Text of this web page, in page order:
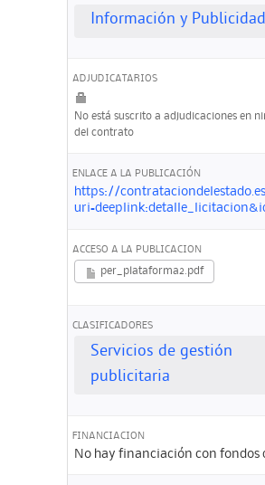
Información y Publicidad
ADJUDICATARIOS
No está suscrito a adjudicaciones en
del contrato
ENLACE A LA PUBLICACIÓN
https://
ACCESO A LA PUBLICACION
per_plataforma2.pdf
CLASIFICADORES
Servicios de gestión
publicitaria
FINANCIACION
No hay financiación con fondos